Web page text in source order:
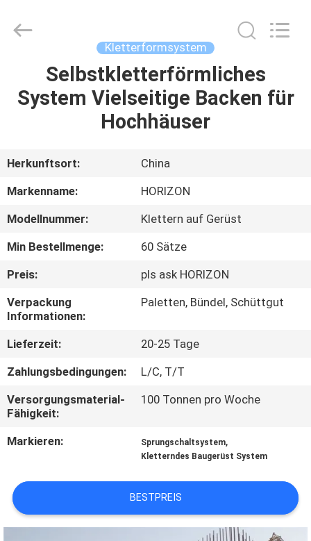
HAUS
ÜBER
UNS
FABRIK-
AUSFLUG
QUALITÄTSKONTROLLE
TRETEN
SIE
MIT
UNS
IN
FORDERN
SIE
2025
HORIZON
Reserved.
Developed
Kletterformsystem
Selbstkletterförmliches
System Vielseitige Backen für
Hochhäuser
Herkunftsort:
China
Markenname:
HORIZON
Modellnummer:
Klettern auf Gerüst
Min Bestellmenge:
60 Sätze
Preis:
pls ask HORIZON
Verpackung
Informationen:
Paletten, Bündel, Schüttgut
Lieferzeit:
20-25 Tage
Zahlungsbedingungen:
L/C, T/T
Versorgungsmaterial-
Fähigkeit:
100 Tonnen pro Woche
Markieren: Sprungschaltsystem,
Kletterndes Baugerüst System
BESTPREIS